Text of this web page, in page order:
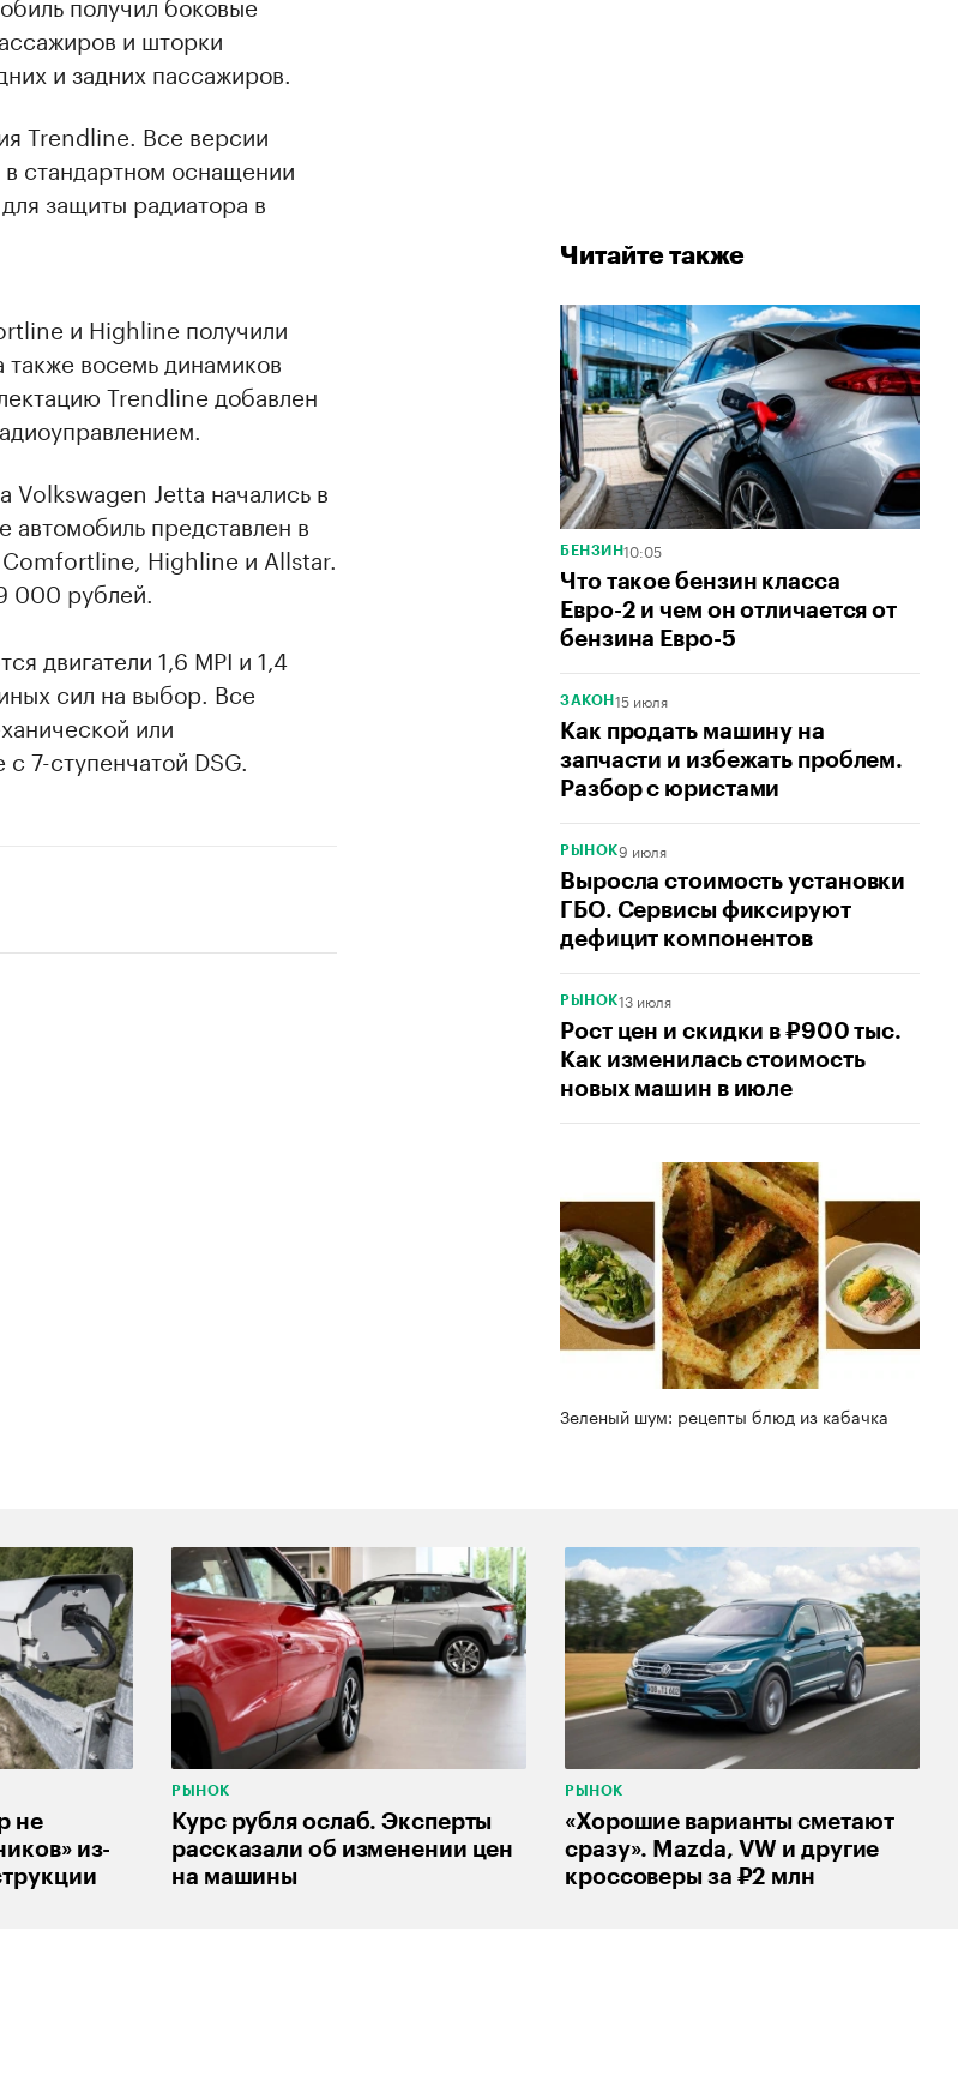
Читайте также
БЕНЗИН10:05
Что такое бензин класса
Евро-2 и чем он отличается от
бензина Евро-5
ЗАКОН 15 июля
Как продать машину на
запчасти и избежать проблем.
Разбор с юристами
РЫНОК9 июля
Выросла стоимость установки
ГБО. Сервисы фиксируют
дефицит компонентов
РЫНОК13 июля
Рост цен и скидки в ₽900 тыс.
Как изменилась стоимость
новых машин в июле
Зеленый шум: рецепты блюд из кабачка
и шторки
и задних пассажиров.
Trendline. Все версии
стандартном оснащении
защиты радиатора в
и Highlinе получили
восемь динамиков
Trendline добавлен
Volkswagen Jetta начались в
представлен в
Highline и Allstar.
000 рублей.
двигатели 1,6 MPI и 1,4
сил на выбор. Все
или
7-ступенчатой DSG.
не
из-
РЫНОК
Курс рубля ослаб. Эксперты
рассказали об изменении цен
на машины
РЫНОК
«Хорошие варианты сметают
сразу». Mazda, VW и другие
кроссоверы за ₽2 млн